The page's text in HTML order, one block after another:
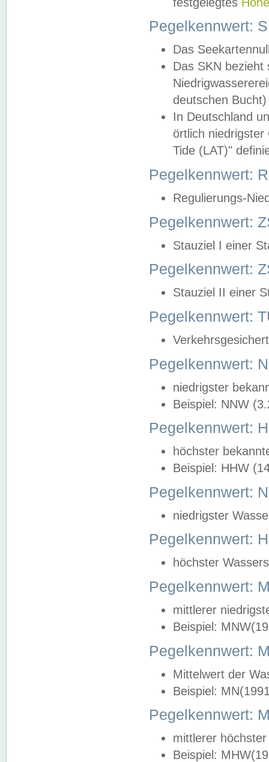
Pegelkennwert:
Das
Das SKN
deutschen
In Deutschland
örtlich
Tide (LAT)"
Pegelkennwert:
Regulierungs-
Pegelkennwert:
Stauziel I einer
Pegelkennwert:
Stauziel II einer
Pegelkennwert:
Pegelkennwert:
niedrigster
Beispiel: NNW
Pegelkennwert:
höchster
Beispiel: HHW
Pegelkennwert:
niedrigster
Pegelkennwert:
höchster
Pegelkennwert:
mittlerer
Beispiel:
Pegelkennwert:
Mittelwert der
Beispiel:
Pegelkennwert:
mittlerer
Beispiel: